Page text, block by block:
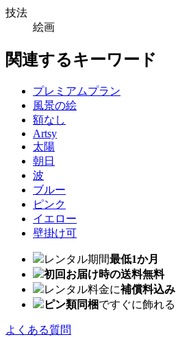
技法
絵画
関連するキーワード
プレミアムプラン
風景の絵
額なし
Artsy
太陽
朝日
波
ブルー
ピンク
イエロー
壁掛け可
レンタル期間最低1か月
初回お届け時の送料無料
レンタル料金に補償料込み
ピン類同梱ですぐに飾れる
よくある質問